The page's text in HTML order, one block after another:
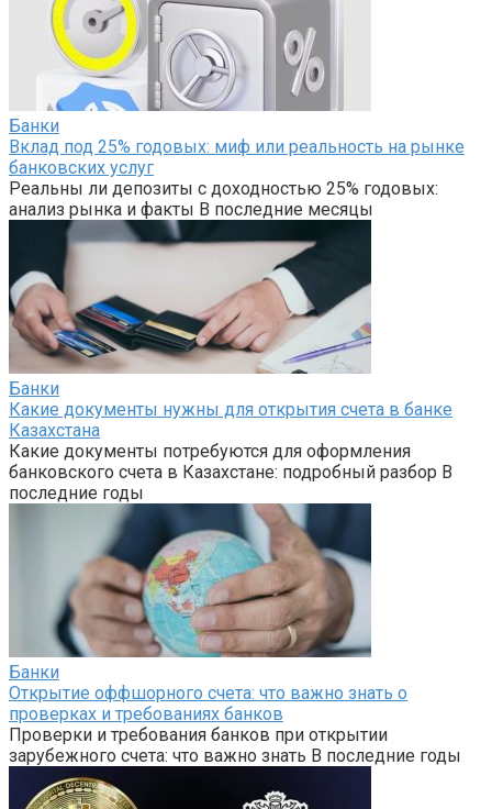
Банки
Вклад под 25% годовых: миф или реальность на рынке
банковских услуг
Реальны ли депозиты с доходностью 25% годовых:
анализ рынка и факты В последние месяцы
Банки
Какие документы нужны для открытия счета в банке
Казахстана
Какие документы потребуются для оформления
банковского счета в Казахстане: подробный разбор В
последние годы
Банки
Открытие оффшорного счета: что важно знать о
проверках и требованиях банков
Проверки и требования банков при открытии
зарубежного счета: что важно знать В последние годы